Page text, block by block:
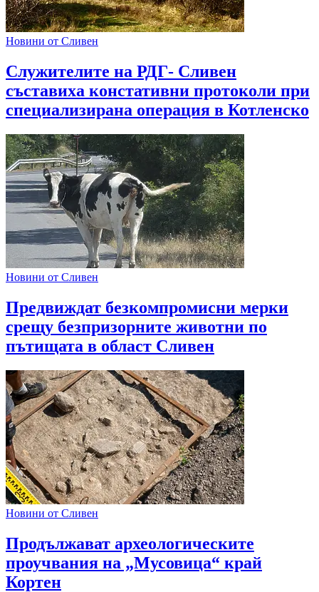
Новини от Сливен
Служителите на РДГ- Сливен
съставиха констативни протоколи при
специализирана операция в Котленско
Новини от Сливен
Предвиждат безкомпромисни мерки
срещу безпризорните животни по
пътищата в област Сливен
Новини от Сливен
Продължават археологическите
проучвания на „Мусовица“ край
Кортен